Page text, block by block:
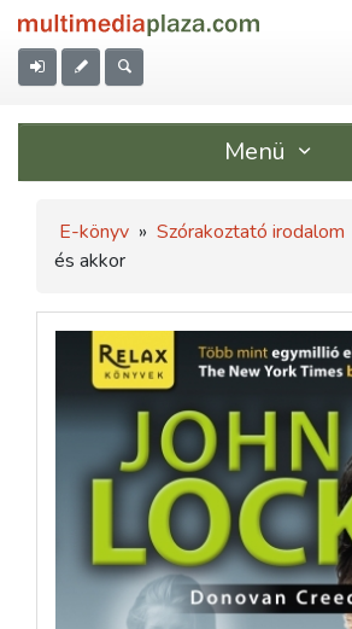
Menü
E-könyv » Szórakoztató irodalom
és akkor